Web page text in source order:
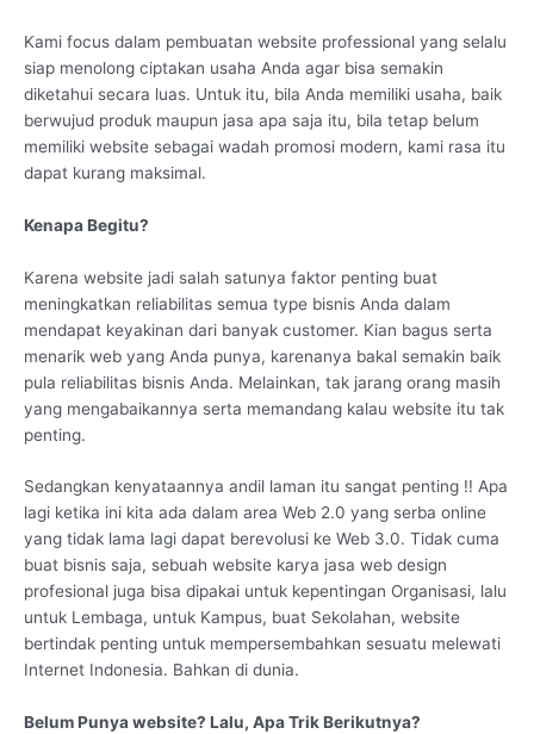
Kami focus dalam pembuatan website professional yang selalu
siap menolong ciptakan usaha Anda agar bisa semakin
diketahui secara luas. Untuk itu, bila Anda memiliki usaha, baik
berwujud produk maupun jasa apa saja itu, bila tetap belum
memiliki website sebagai wadah promosi modern, kami rasa itu
dapat kurang maksimal.
Kenapa Begitu?
Karena website jadi salah satunya faktor penting buat
meningkatkan reliabilitas semua type bisnis Anda dalam
mendapat keyakinan dari banyak customer. Kian bagus serta
menarik web yang Anda punya, karenanya bakal semakin baik
pula reliabilitas bisnis Anda. Melainkan, tak jarang orang masih
yang mengabaikannya serta memandang kalau website itu tak
penting.
Sedangkan kenyataannya andil laman itu sangat penting !! Apa
lagi ketika ini kita ada dalam area Web 2.0 yang serba online
yang tidak lama lagi dapat berevolusi ke Web 3.0. Tidak cuma
buat bisnis saja, sebuah website karya jasa web design
profesional juga bisa dipakai untuk kepentingan Organisasi, lalu
untuk Lembaga, untuk Kampus, buat Sekolahan, website
bertindak penting untuk mempersembahkan sesuatu melewati
Internet Indonesia. Bahkan di dunia.
Belum Punya website? Lalu, Apa Trik Berikutnya?